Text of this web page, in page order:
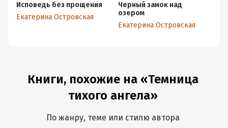
Исповедь без прощения
Екатерина Островская
Черный замок над
озером
Екатерина Островская
Книги, похожие на «Темница
тихого ангела»
По жанру, теме или стилю автора